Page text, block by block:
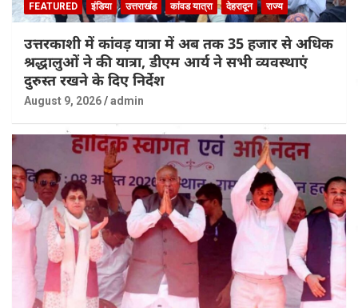
FEATURED इंडिया उत्तराखंड कांवड यात्रा देहरादून राज्य
उत्तरकाशी में कांवड़ यात्रा में अब तक 35 हजार से अधिक
श्रद्धालुओं ने की यात्रा, डीएम आर्य ने सभी व्यवस्थाएं
दुरुस्त रखने के दिए निर्देश
August 9, 2026 admin